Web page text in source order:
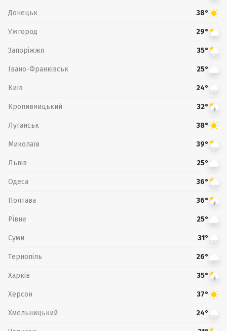
Донецьк 38°
Ужгород 29°
Запоріжжя 35°
Івано-Франківськ 25°
Київ 24°
Кропивницький 32°
Луганськ 38°
Миколаїв 39°
Львів 25°
Одеса 36°
Полтава 36°
Рівне 25°
Суми 31°
Тернопіль 26°
Харків 35°
Херсон 37°
Хмельницький 24°